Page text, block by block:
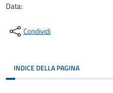
Data:
Condividi
INDICE DELLA PAGINA